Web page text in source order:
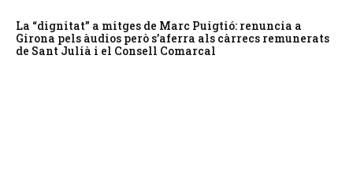
La “dignitat” a mitges de Marc Puigtió: renuncia a
Girona pels àudios però s’aferra als càrrecs remunerats
de Sant Julià i el Consell Comarcal